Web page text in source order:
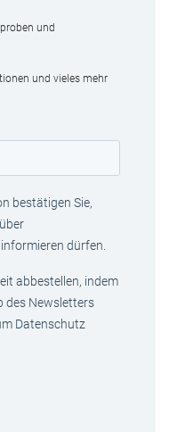
und
und vieles mehr
bestätigen Sie,
dürfen.
abbestellen, indem
des Newsletters
Datenschutz